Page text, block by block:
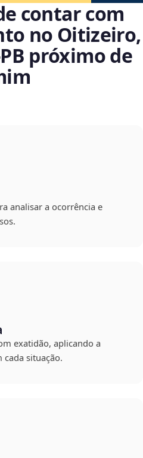
contar com
no Oitizeiro,
próximo de
analisar a ocorrência e
exatidão, aplicando a
cada situação.